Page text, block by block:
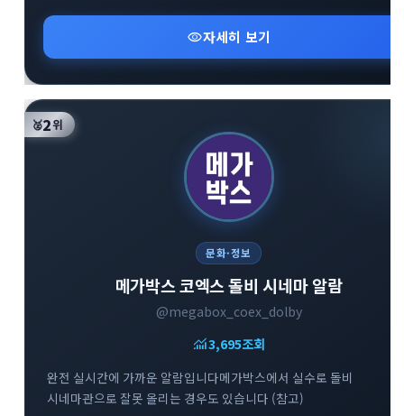
visibility자세히 보기
🥈2위
문화·정보
메가박스 코엑스 돌비 시네마 알람
@megabox_coex_dolby
monitoring3,695조회
완전 실시간에 가까운 알람입니다메가박스에서 실수로 돌비
시네마관으로 잘못 올리는 경우도 있습니다 (참고)